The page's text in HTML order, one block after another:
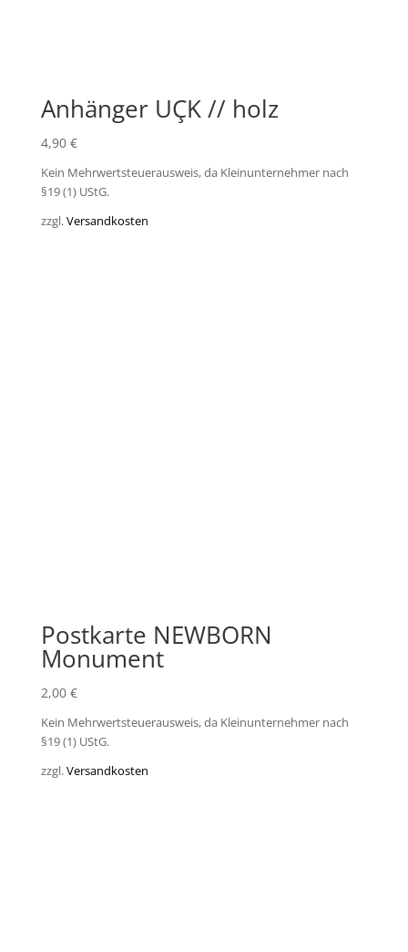
Anhänger UÇK // holz
4,90 €
Kein Mehrwertsteuerausweis, da Kleinunternehmer nach
§19 (1) UStG.
zzgl.Versandkosten
Postkarte NEWBORN
Monument
2,00 €
Kein Mehrwertsteuerausweis, da Kleinunternehmer nach
§19 (1) UStG.
zzgl.Versandkosten